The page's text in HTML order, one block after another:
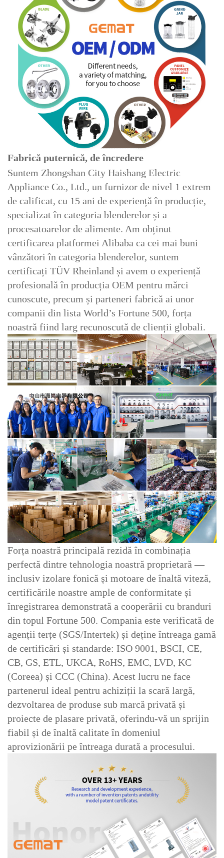
Fabrică puternică, de încredere
Suntem Zhongshan City Haishang Electric
Appliance Co., Ltd., un furnizor de nivel 1 extrem
de calificat, cu 15 ani de experiență în producție,
specializat în categoria blenderelor și a
procesatoarelor de alimente. Am obținut
certificarea platformei Alibaba ca cei mai buni
vânzători în categoria blenderelor, suntem
certificați TÜV Rheinland și avem o experiență
profesională în producția OEM pentru mărci
cunoscute, precum și parteneri fabrică ai unor
companii din lista World’s Fortune 500, forța
noastră fiind larg recunoscută de clienții globali.
Forța noastră principală rezidă în combinația
perfectă dintre tehnologia noastră proprietară —
inclusiv izolare fonică și motoare de înaltă viteză,
certificările noastre ample de conformitate și
înregistrarea demonstrată a cooperării cu branduri
din topul Fortune 500. Compania este verificată de
agenții terțe (SGS/Intertek) și deține întreaga gamă
de certificări și standarde: ISO 9001, BSCI, CE,
CB, GS, ETL, UKCA, RoHS, EMC, LVD, KC
(Coreea) și CCC (China). Acest lucru ne face
partenerul ideal pentru achiziții la scară largă,
dezvoltarea de produse sub marcă privată și
proiecte de plasare privată, oferindu-vă un sprijin
fiabil și de înaltă calitate în domeniul
aprovizionării pe întreaga durată a procesului.